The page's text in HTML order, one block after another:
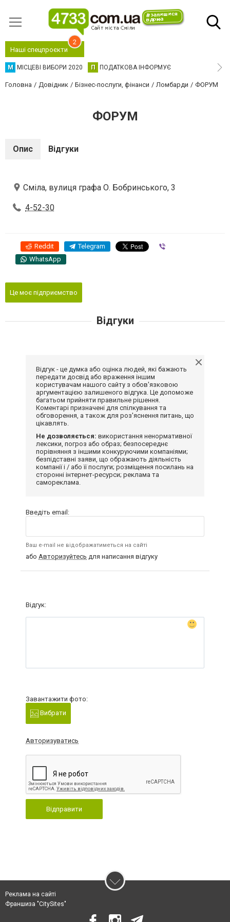
Наші спецпроєкти
2
М МІСЦЕВІ ВИБОРИ 2020 П ПОДАТКОВА ІНФОРМУЄ
Головна Довідник Бізнес-послуги, фінанси Ломбарди ФОРУМ
ФОРУМ
Опис Відгуки
Сміла, вулиця графа О. Бобринського, 3
4-52-30
Reddit Telegram
WhatsApp
Це моє підприємство
Відгуки
Відгук - це думка або оцінка людей, які бажають
передати досвід або враження іншим
користувачам нашого сайту з обов'язковою
аргументацією залишеного відгука. Це допоможе
багатьом прийняти правильне рішення.
Коментарі призначені для спілкування та
обговорення, а також для роз'яснення питань, що
цікавлять.
Не дозволяється: використання ненормативної
лексики, погроз або образ; безпосереднє
порівняння з іншими конкуруючими компаніями;
безпідставні заяви, що ображають діяльність
компанії і / або її послуги; розміщення посилань на
сторонні інтернет-ресурси; реклама та
самореклама.
Введіть email:
Ваш e-mail не відображатиметься на сайті
або Авторизуйтесь для написання відгуку
Відгук:
Завантажити фото:
Вибрати
Авторизуватись
Відправити
Реклама на сайті
Франшиза "CitySites"